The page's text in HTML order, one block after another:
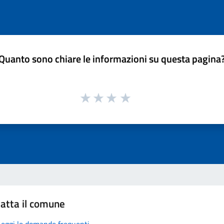
sono chiare le informazioni su questa
il comune